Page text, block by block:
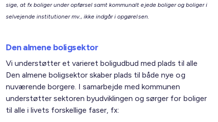
sige, at fx boliger under opførsel samt kommunalt ejede boliger og boliger i
selvejende institutioner mv., ikke indgår i opgørelsen.
Den almene boligsektor
Vi understøtter et varieret boligudbud med plads til alle
Den almene boligsektor skaber plads til både nye og
nuværende borgere. I samarbejde med kommunen
understøtter sektoren byudviklingen og sørger for boliger
til alle i livets forskellige faser, fx: